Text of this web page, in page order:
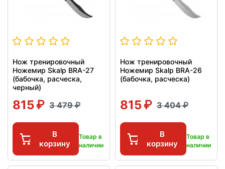
Нож тренировочный
Ножемир Skalp BRA-27
(бабочка, расческа,
черный)
815 3 479
В
корзину
Товар в
наличии
Нож тренировочный
Ножемир Skalp BRA-26
(бабочка, расческа)
815 3 404
В
корзину
Товар в
наличии